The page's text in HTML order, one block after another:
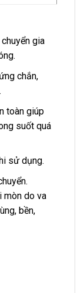
gia
chắn,
toàn giúp
suốt quá
sử dụng.
mòn do va
bền,